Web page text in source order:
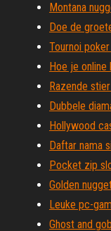
Montana
Doe de
Tournoi
Hoe je online
Razende
Dubbele
Hollywood
Daftar nama
Pocket zip
Golden
Leuke pc-
Ghost and